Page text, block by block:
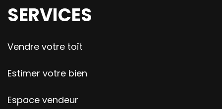
SERVICES
Vendre votre toît
Estimer votre bien
Espace vendeur